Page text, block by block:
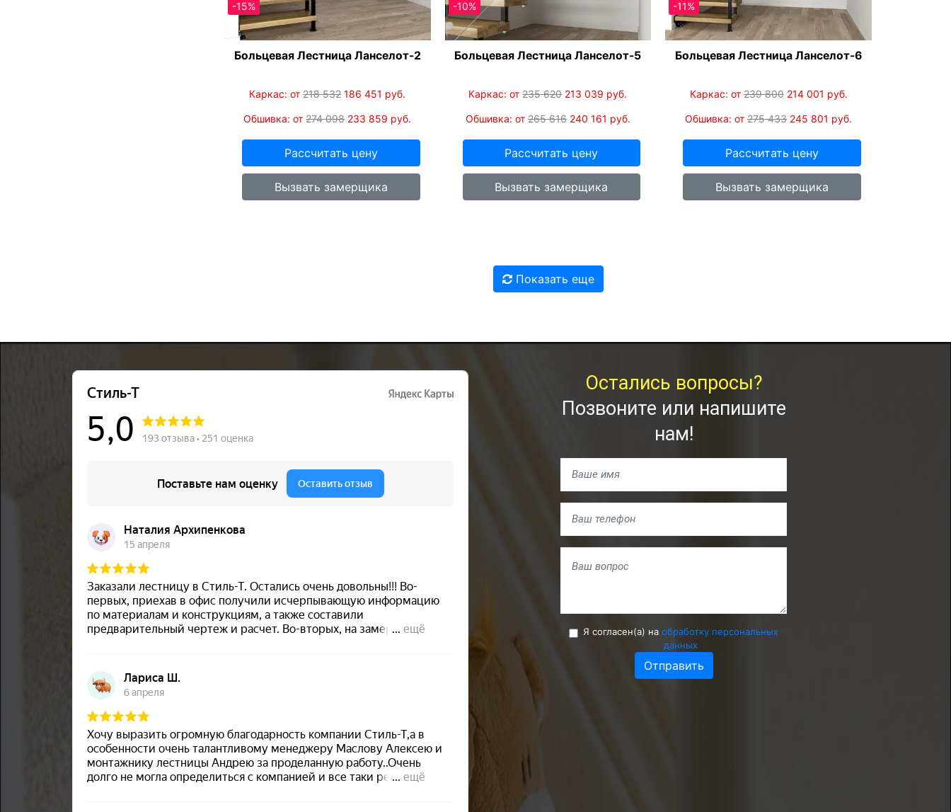
-15%
Больцевая Лестница Ланселот-2
Каркас: от218 532 186 451 руб.
Обшивка: от274 098 233 859 руб.
Рассчитать цену
Вызвать замерщика
-10%
Больцевая Лестница Ланселот-5
Каркас: от235 620 213 039 руб.
Обшивка: от 265 616 240 161 руб.
Рассчитать цену
Вызвать замерщика
-11%
Больцевая Лестница Ланселот-6
Каркас: от239 800 214 001 руб.
Обшивка: от275 433 245 801 руб.
Рассчитать цену
Вызвать замерщика
Показать еще
Остались вопросы?
Позвоните или напишите
нам!
Я согласен(а) на обработку персональных
данных
Отправить